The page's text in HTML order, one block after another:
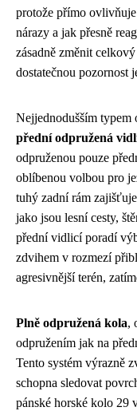
protože přímo
nárazy a jak přesně
zásadně změnit
dostatečnou pozornost
Nejjednodušším typem
přední odpružená
odpruženou pouze
oblíbenou volbou pro
tuhý zadní rám
jako jsou lesní cesty,
přední vidlicí poradí
zdvihem v rozmezí
agresivnější terén,
Plně odpružená kola,
odpružením jak na
Tento systém výrazně
schopna sledovat
pánské horské kolo 29